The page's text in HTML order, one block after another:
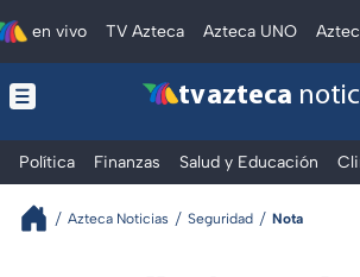
en vivo TV Azteca Azteca UNO
tv azteca
Política Finanzas Salud y Educación
Azteca Noticias Seguridad Nota